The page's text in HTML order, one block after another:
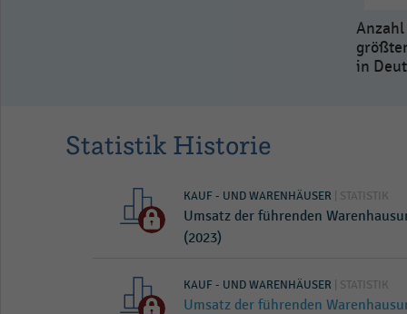
in
Statistik Historie
KAUF - UND WARENHÄUSER | STATISTIK
Umsatz der führenden
(2023)
KAUF - UND WARENHÄUSER | STATISTIK
Umsatz der führenden